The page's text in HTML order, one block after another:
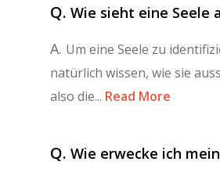
Q. Wie sieht eine Seele
A. Um eine Seele zu
natürlich wissen, wie sie
also die... Read More
Q. Wie erwecke ich